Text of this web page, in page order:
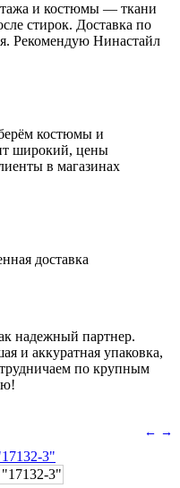
и костюмы — ткани
стирок. Доставка по
Рекомендую Нинастайл
костюмы и
широкий, цены
в магазинах
доставка
надежный партнер.
и аккуратная упаковка,
по крупным
← →